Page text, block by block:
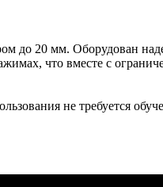
до 20 мм. Оборудован
что вместе с
не требуется